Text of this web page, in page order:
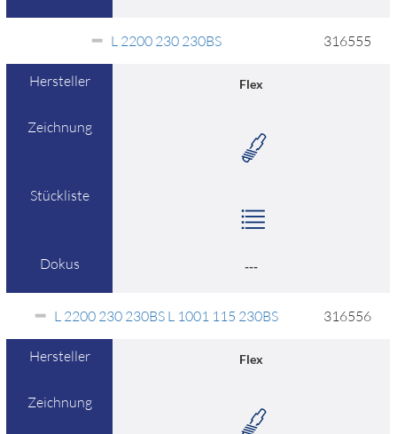
L 2200 230 230BS 316555
Hersteller Flex
Zeichnung
Stückliste
Dokus ---
L 2200 230 230BS L 1001 115 230BS 316556
Hersteller Flex
Zeichnung